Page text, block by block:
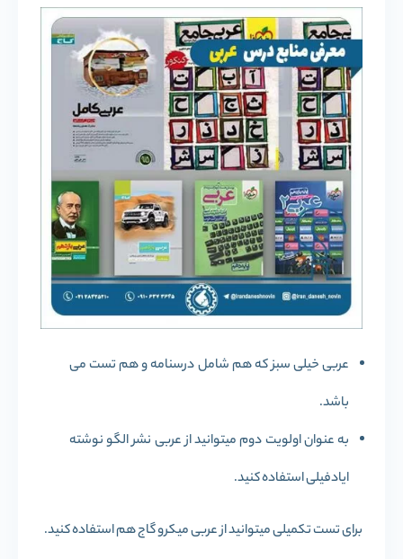
عربی خیلی سبز که هم شامل درسنامه و هم تست می
باشد.
به عنوان اولویت دوم میتوانید از عربی نشر الگو نوشته
ایادفیلی استفاده کنید.
برای تست تکمیلی میتوانید از عربی میکرو گاج هم استفاده کنید.